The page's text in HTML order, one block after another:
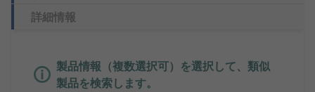
詳細情報
製品情報（複数選択可）を選択して、類似
製品を検索します。